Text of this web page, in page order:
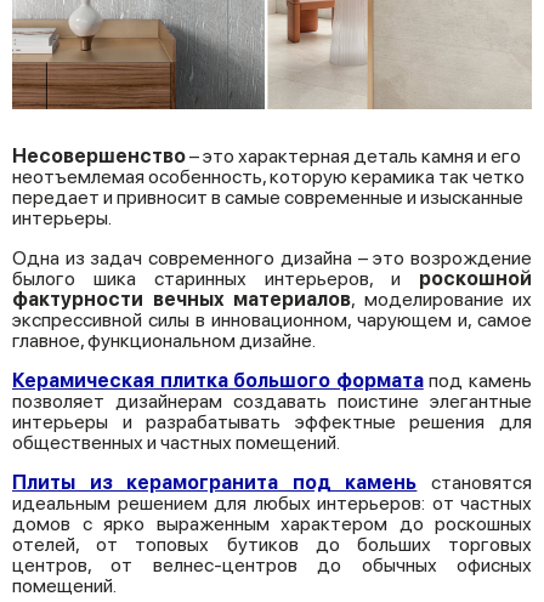
Hесовершенство– это характерная деталь камня и его
неотъемлемая особенность, которую керамика так четко
передает и привносит в самые современные и изысканные
интерьеры.
Одна из задач современного дизайна – это возрождение
былого шика старинных интерьеров, и роскошной
фактурности вечных материалов, моделирование их
экспрессивной силы в инновационном, чарующем и, самое
главное, функциональном дизайне.
Керамическая плитка большого форматапод камень
позволяет дизайнерам создавать поистине элегантные
интерьеры и разрабатывать эффектные решения для
общественных и частных помещений.
Плиты из керамогранита под камень становятся
идеальным решением для любых интерьеров: от частных
домов с ярко выраженным характером до роскошных
отелей, от топовых бутиков до больших торговых
центров, от велнес-центров до обычных офисных
помещений.